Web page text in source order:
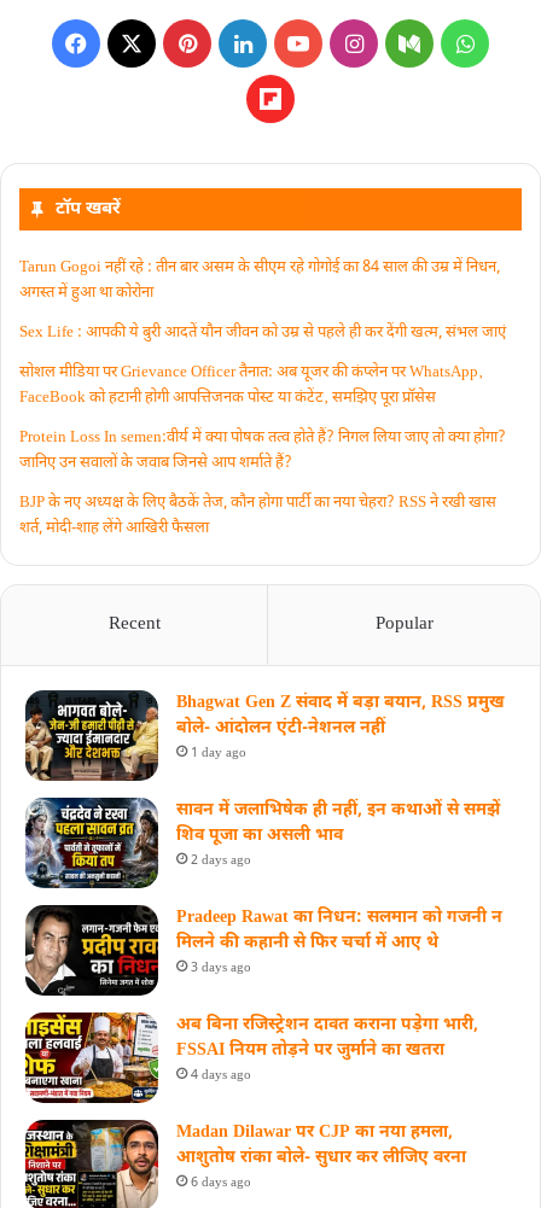
टॉप खबरें
Tarun Gogoi नहीं रहे : तीन बार असम के सीएम रहे गोगोई का 84 साल की उम्र में निधन,
अगस्त में हुआ था कोरोना
Sex Life : आपकी ये बुरी आदतें याैन जीवन को उम्र से पहले ही कर देंगी खत्म, संभल जाएं
सोशल मीडिया पर Grievance Officer तैनात: अब यूजर की कंप्लेन पर WhatsApp‚
FaceBook को हटानी होगी आपत्तिजनक पोस्ट या कंटेंट‚ समझिए पूरा प्रॉसेस
Protein Loss In semen:वीर्य में क्या पोषक तत्व होते हैं? निगल लिया जाए तो क्या होगा?
जानिए उन सवालों के जवाब जिनसे आप शर्माते हैं?
BJP के नए अध्यक्ष के लिए बैठकें तेज, कौन होगा पार्टी का नया चेहरा? RSS ने रखी खास
शर्त, मोदी-शाह लेंगे आखिरी फैसला
Recent Popular
Bhagwat Gen Z संवाद में बड़ा बयान, RSS प्रमुख
बोले- आंदोलन एंटी-नेशनल नहीं
1 day ago
सावन में जलाभिषेक ही नहीं, इन कथाओं से समझें
शिव पूजा का असली भाव
2 days ago
Pradeep Rawat का निधन: सलमान को गजनी न
मिलने की कहानी से फिर चर्चा में आए थे
3 days ago
अब बिना रजिस्ट्रेशन दावत कराना पड़ेगा भारी,
FSSAI नियम तोड़ने पर जुर्माने का खतरा
4 days ago
Madan Dilawar पर CJP का नया हमला,
आशुतोष रांका बोले- सुधार कर लीजिए वरना
6 days ago